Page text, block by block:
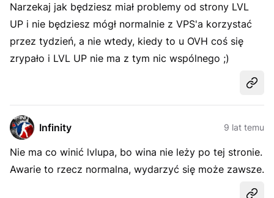
Narzekaj jak będziesz miał problemy od strony LVL
UP i nie będziesz mógł normalnie z VPS'a korzystać
przez tydzień, a nie wtedy, kiedy to u OVH coś się
zrypało i LVL UP nie ma z tym nic wspólnego ;)
Infinity 9 lat temu
Nie ma co winić lvlupa, bo wina nie leży po tej stronie.
Awarie to rzecz normalna, wydarzyć się może zawsze.